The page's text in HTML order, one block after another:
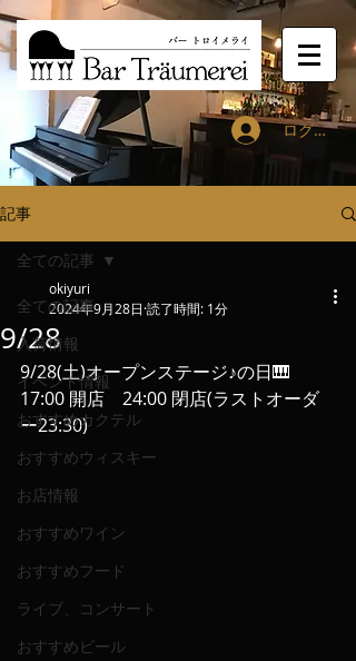
ログイン
記事
全ての記事
入荷情報
イベント情報
おすすめカクテル
おすすめウィスキー
お店情報
おすすめワイン
おすすめフード
ライブ、コンサート
おすすめビール
全ての記事
9/28
okiyuri
2024年9月28日 読了時間: 1分
9/28(土)オープンステージ♪の日🎹
17:00 開店　24:00 閉店(ラストオーダ
ー23:30)